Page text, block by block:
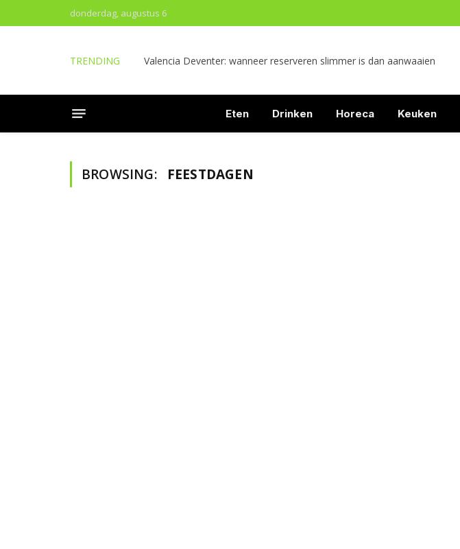
donderdag, augustus 6
TRENDING Valencia Deventer: wanneer reserveren slimmer is dan aanwaaien
Eten Drinken Horeca Keuken
BROWSING: FEESTDAGEN